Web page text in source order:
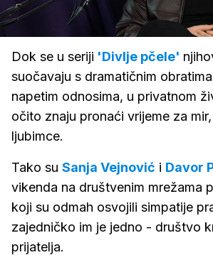
zvuk
Loaded:
2.08%
Dok se u seriji 'Divlje pčele'
suočavaju s dramatičnim
napetim odnosima, u privatnom
očito znaju pronaći vrijeme za
ljubimce.
Tako su Sanja Vejnović i Davor
vikenda na društvenim mrežama
koji su odmah osvojili simpatije
zajedničko im je jedno - društvo
prijatelja.